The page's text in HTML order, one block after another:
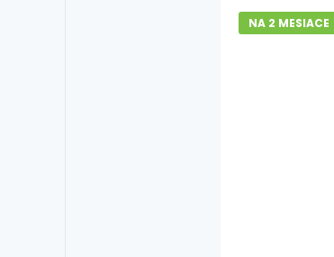
NA 2 MESIACE